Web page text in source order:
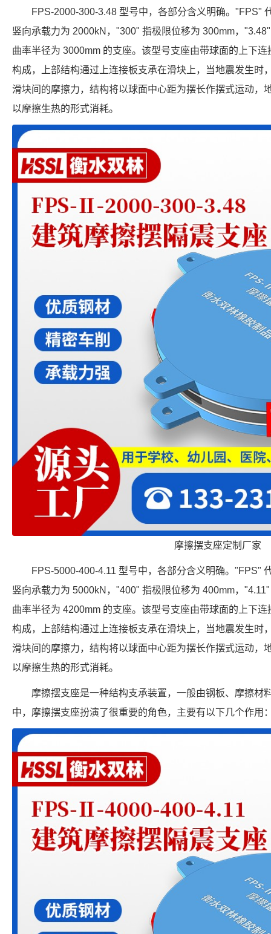
FPS-2000-300-3.48 型号中，各部分含义明确。"FPS"
竖向承载力为 2000kN，"300" 指极限位移为 300mm，
曲率半径为 3000mm 的支座。该型号支座由带球面的上下
构成，上部结构通过上连接板支承在滑块上，当地震发生时
滑块间的摩擦力，结构将以球面中心距为摆长作摆式运动，
以摩擦生热的形式消耗。
摩擦摆支座定制厂家
FPS-5000-400-4.11 型号中，各部分含义明确。"FPS"
竖向承载力为 5000kN，"400" 指极限位移为 400mm，
曲率半径为 4200mm 的支座。该型号支座由带球面的上下
构成，上部结构通过上连接板支承在滑块上，当地震发生时
滑块间的摩擦力，结构将以球面中心距为摆长作摆式运动，
以摩擦生热的形式消耗。
摩擦摆支座是一种结构支承装置，一般由钢板、摩擦材
中，摩擦摆支座扮演了很重要的角色，主要有以下几个作用